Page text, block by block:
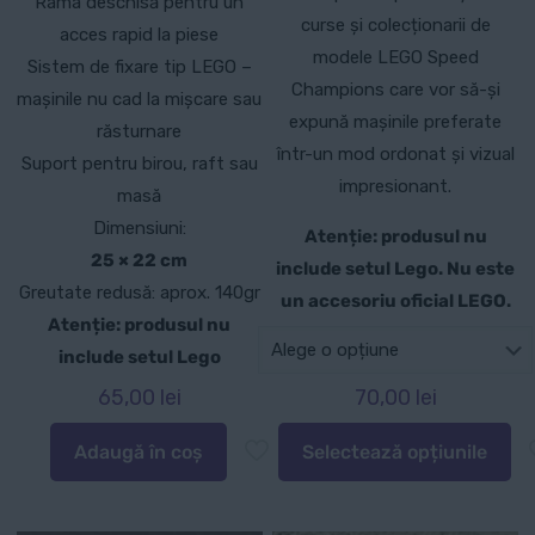
acces rapid la piese
Sistem de fixare tip LEGO –
mașinile nu cad la mișcare sau
răsturnare
Suport pentru birou, raft sau
masă
Dimensiuni:
25 × 22 cm
Greutate redusă: aprox. 140gr
Atenție: produsul nu
include setul Lego
65,00 lei
Adaugă în coș
curse și colecționarii de
modele LEGO Speed
Champions care vor să-și
expună mașinile preferate
într-un mod ordonat și vizual
impresionant.
Atenție: produsul nu
include setul Lego. Nu este
un accesoriu oficial LEGO.
70,00 lei
Selectează opțiunile
Acest
are